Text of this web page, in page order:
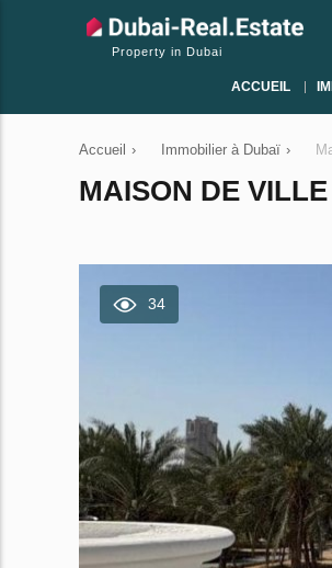
Property in Dubai
ACCUEIL
Accueil › Immobilier à Dubaï ›
MAISON DE
34